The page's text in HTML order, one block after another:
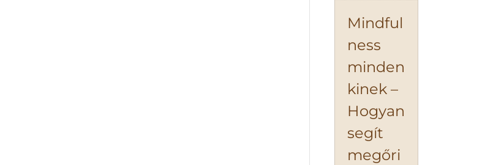
Mindful
ness
minden
kinek –
Hogyan
segít
megőri